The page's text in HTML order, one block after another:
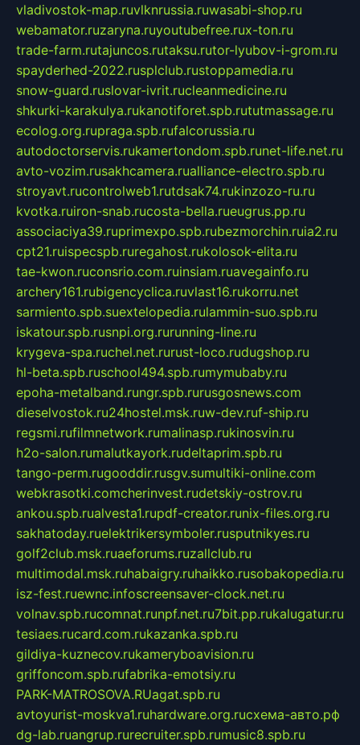
vladivostok-map.ruvlknrussia.ruwasabi-shop.ru
webamator.ruzaryna.ruyoutubefree.rux-ton.ru
trade-farm.rutajuncos.rutaksu.rutor-lyubov-i-grom.ru
spayderhed-2022.rusplclub.rustoppamedia.ru
snow-guard.ruslovar-ivrit.rucleanmedicine.ru
shkurki-karakulya.rukanotiforet.spb.rututmassage.ru
ecolog.org.rupraga.spb.rufalcorussia.ru
autodoctorservis.rukamertondom.spb.runet-life.net.ru
avto-vozim.rusakhcamera.rualliance-electro.spb.ru
stroyavt.rucontrolweb1.rutdsak74.rukinzozo-ru.ru
kvotka.ruiron-snab.rucosta-bella.rueugrus.pp.ru
associaciya39.ruprimexpo.spb.rubezmorchin.ruia2.ru
cpt21.ruispecspb.ruregahost.rukolosok-elita.ru
tae-kwon.ruconsrio.com.ruinsiam.ruavegainfo.ru
archery161.rubigencyclica.ruvlast16.rukorru.net
sarmiento.spb.suextelopedia.rulammin-suo.spb.ru
iskatour.spb.rusnpi.org.rurunning-line.ru
krygeva-spa.ruchel.net.rurust-loco.rudugshop.ru
hl-beta.spb.ruschool494.spb.rumymubaby.ru
epoha-metalband.rungr.spb.rurusgosnews.com
dieselvostok.ru24hostel.msk.ruw-dev.ruf-ship.ru
regsmi.rufilmnetwork.rumalinasp.rukinosvin.ru
h2o-salon.rumalutkayork.rudeltaprim.spb.ru
tango-perm.rugooddir.rusgv.sumultiki-online.com
webkrasotki.comcherinvest.rudetskiy-ostrov.ru
ankou.spb.rualvesta1.rupdf-creator.runix-files.org.ru
sakhatoday.ruelektrikersymboler.rusputnikyes.ru
golf2club.msk.ruaeforums.ruzallclub.ru
multimodal.msk.ruhabaigry.ruhaikko.rusobakopedia.ru
isz-fest.ruewnc.infoscreensaver-clock.net.ru
volnav.spb.rucomnat.runpf.net.ru7bit.pp.rukalugatur.ru
tesiaes.rucard.com.rukazanka.spb.ru
gildiya-kuznecov.rukameryboavision.ru
griffoncom.spb.rufabrika-emotsiy.ru
PARK-MATROSOVA.RUagat.spb.ru
avtoyurist-moskva1.ruhardware.org.ruсхема-авто.рф
dg-lab.ruangrup.rurecruiter.spb.rumusic8.spb.ru